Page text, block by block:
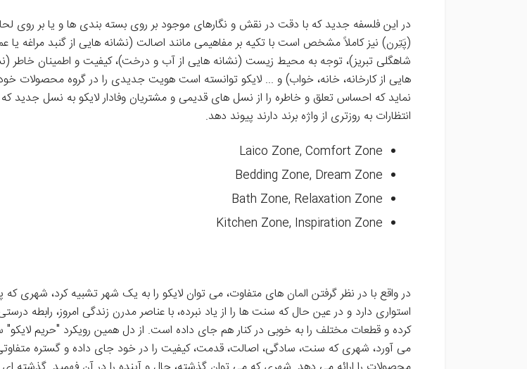
در این فلسفه جدید که با دقت در نقش و نگارهای موجود بر روی بسته بندی ها و یا بر روی
(پَتِرن) نیز کاملاً مشخص است با تکیه بر مفاهیمی مانند اصالت (نشانه هایی از گنبد مراغه یا
شاهگلی تبریز)، توجه به محیط زیست (نشانه هایی از آب و درخت)، کیفیت و اطمینان خاطر
هایی از کارخانه، خانه، خواب) و ... لایکو توانسته است هویت جدیدی را در گروه محصولات
نماید که احساس تعلق و خاطره را از نسل های قدیمی و مشتریان وفادار لایکو به نسل جدید که
انتظارات به روزتری از واژه برند دارند پیوند دهد.
Laico Zone, Comfort Zone
Bedding Zone, Dream Zone
Bath Zone, Relaxation Zone
Kitchen Zone, Inspiration Zone
در واقع با در نظر گرفتن المان های متفاوت، می توان لایکو را به یک شهر تشبیه کرد، شهری که
استواری دارد و در عین حال که سنت ها را از یاد نبرده، با عناصر مدرن زندگی امروز، رابطه درستی
کرده و قطعات مختلف را به خوبی در کنار هم جای داده است. از دل همین رویکرد "حریم لایکو"
می آورد، شهری که سنت، سادگی، اصالت، قدمت، کیفیت را در خود جای داده و گستره